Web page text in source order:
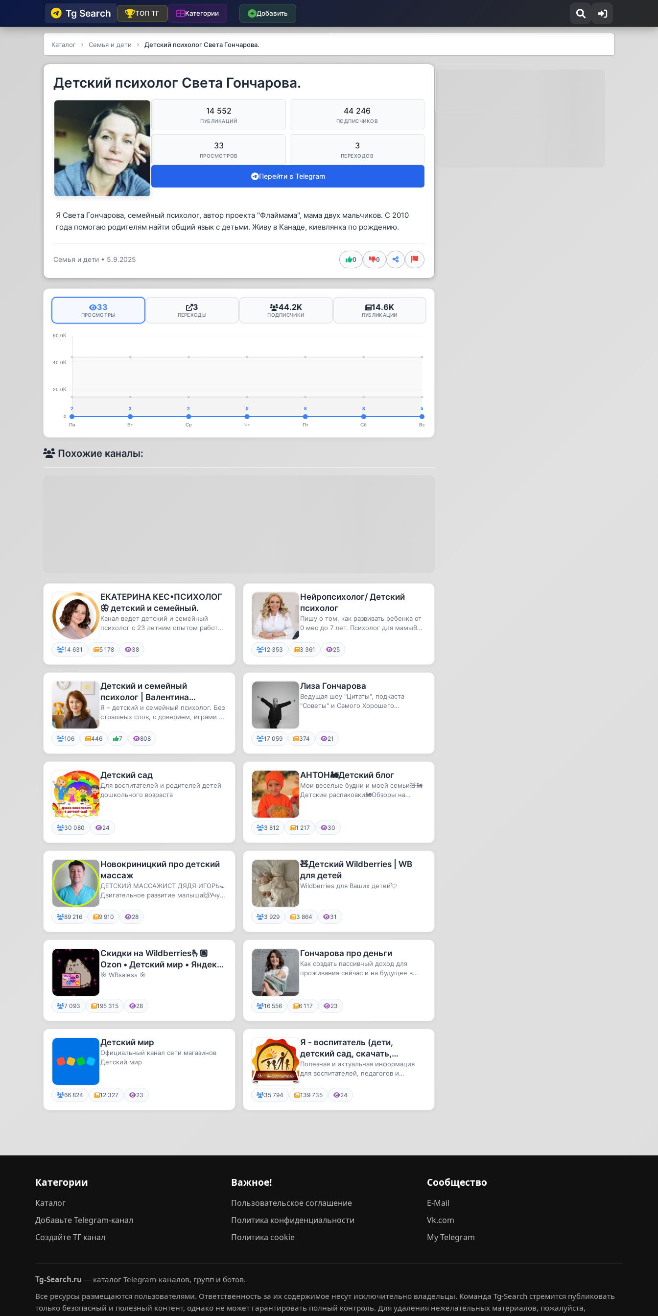
Tg Searсh ТОП ТГ Категории Добавить
Каталог Семья и дети Детский психолог Света Гончарова.
Детский психолог Света Гончарова.
14 552
ПУБЛИКАЦИЙ
44 246
ПОДПИСЧИКОВ
33
ПРОСМОТРОВ
3
ПЕРЕХОДОВ
Перейти в Telegram
Я Света Гончарова, семейный психолог, автор проекта "Флаймама", мама двух мальчиков. С 2010
года помогаю родителям найти общий язык с детьми. Живу в Канаде, киевлянка по рождению.
Семья и дети • 5.9.2025 0 0
33
ПРОСМОТРЫ
3
ПЕРЕХОДЫ
44.2K
ПОДПИСЧИКИ
14.6K
ПУБЛИКАЦИИ
Похожие каналы:
ЕКАТЕРИНА КЕС•ПСИХОЛОГ
🦋 детский и семейный.
Канал ведет детский и семейный
психолог с 23 летним опытом работы,
14 631 5 178 38
Нейропсихолог/ Детский
психолог
Пишу о том, как развивать ребенка от
0 мес до 7 лет. Психолог для мамыВ
12 353 3 361 25
Детский и семейный
психолог | Валентина
Назарова
Я – детский и семейный психолог. Без
страшных слов, с доверием, играми и
106 446 7 808
Лиза Гончарова
Ведущая шоу "Цитаты", подкаста
"Советы" и Самого Хорошего
17 059 374 21
Детский сад
Для воспитателей и родителей детей
дошкольного возраста
30 080 24
АНТОН🚂Детский блог
Мои веселые будни и моей семьи🧸🚂
Детские распаковки🚂Обзоры на
3 812 1 217 30
Новокриницкий про детский
массаж
ДЕТСКИЙ МАССАЖИСТ ДЯДЯ ИГОРЬ🚼
Двигательное развитие малыша🙌Учу
физ...
89 216 9 910 28
🧸Детский Wildberries | WB
для детей
Wildberries для Ваших детей💘
3 929 3 864 31
Скидки на Wildberries🫰🏽
Ozon • Детский мир • Яндекс
Маркет • Промокоды •
🎯 WBsaless 🎯
7 093 195 315 28
Гончарова про деньги
Как создать пассивный доход для
проживания сейчас и на будущее в
16 556 6 117 23
Детский мир
Официальный канал сети магазинов
Детский мир
66 824 12 327 23
Я - воспитатель (дети,
детский сад, скачать,
бесплатно, информацию,
книги)
Полезная и актуальная информация
для воспитателей, педагогов и
35 794 139 735 24
Категории
Каталог
Добавьте Telegram-канал
Создайте ТГ канал
Важное!
Пользовательское соглашение
Политика конфиденциальности
Политика cookie
Сообщество
E-Mail
Vk.com
My Telegram
Tg-Search.ru — каталог Telegram-каналов, групп и ботов.
Все ресурсы размещаются пользователями. Ответственность за их содержимое несут исключительно владельцы. Команда Tg-Search стремится публиковать
только безопасный и полезный контент, однако не может гарантировать полный контроль. Для удаления нежелательных материалов, пожалуйста,